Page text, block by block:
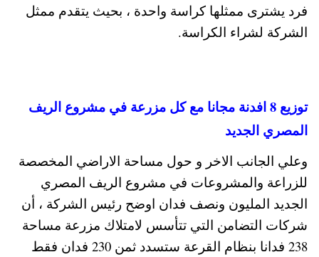
فرد يشترى ممثلها كراسة واحدة ، بحيث يتقدم ممثل
الشركة لشراء الكراسة.
توزيع 8 افدنة مجانا مع كل مزرعة في مشروع الريف
المصري الجديد
وعلي الجانب الاخر و حول مساحة الاراضي المخصصة
للزراعة والمشروعات في مشروع الريف المصري
الجديد المليون ونصف فدان اوضح رئيس الشركة ، أن
شركات التضامن التي تتأسس لامتلاك مزرعة مساحة
238 فدانا بنظام القرعة ستسدد ثمن 230 فدان فقط